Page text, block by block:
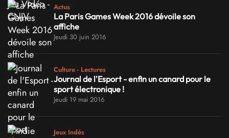
Actus
La Paris Games Week 2016 dévoile son
affiche
Jeudi 30 juin 2016
Culture - Lectures
Journal de l'Esport - enfin un canard pour le
sport électronique !
Jeudi 19 mai 2016
Jeux Indés